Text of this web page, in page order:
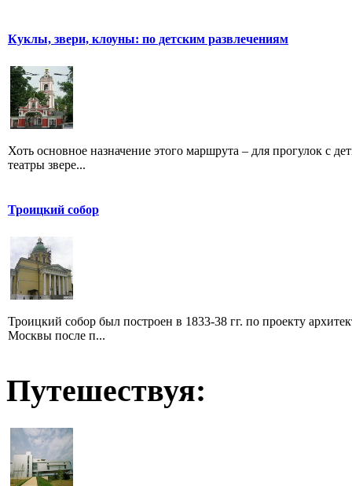
Куклы, звери, клоуны: по детским развлечениям
Хоть основное назначение этого маршрута – для прогулок с
театры звере...
Троицкий собор
Троицкий собор был построен в 1833-38 гг. по проекту
Москвы после п...
Путешествуя: